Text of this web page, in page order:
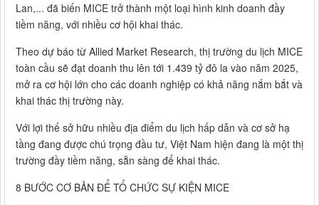
Lan,... đã biến MICE trở thành một loại hình kinh doanh đầy
tiềm năng, với nhiều cơ hội khai thác.
Theo dự báo từ Allied Market Research, thị trường du lịch MICE
toàn cầu sẽ đạt doanh thu lên tới 1.439 tỷ đô la vào năm 2025,
mở ra cơ hội lớn cho các doanh nghiệp có khả năng nắm bắt và
khai thác thị trường này.
Với lợi thế sở hữu nhiều địa điểm du lịch hấp dẫn và cơ sở hạ
tầng đang được chú trọng đầu tư, Việt Nam hiện đang là một thị
trường đầy tiềm năng, sẵn sàng để khai thác.
8 BƯỚC CƠ BẢN ĐỂ TỔ CHỨC SỰ KIỆN MICE